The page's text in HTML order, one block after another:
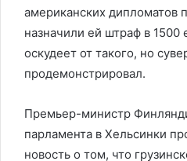
американских дипломатов
назначили ей штраф в 1500
оскудеет от такого, но
продемонстрировал.
Премьер-министр
парламента в Хельсинки
новость о том, что